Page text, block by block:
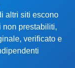
altri siti escono
non prestabiliti,
verificato e